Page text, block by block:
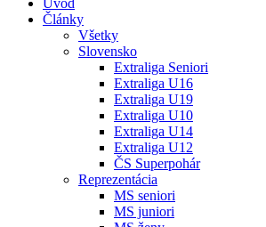
Články
Všetky
Slovensko
Extraliga Seniori
Extraliga U16
Extraliga U19
Extraliga U10
Extraliga U14
Extraliga U12
ČS Superpohár
Reprezentácia
MS seniori
MS juniori